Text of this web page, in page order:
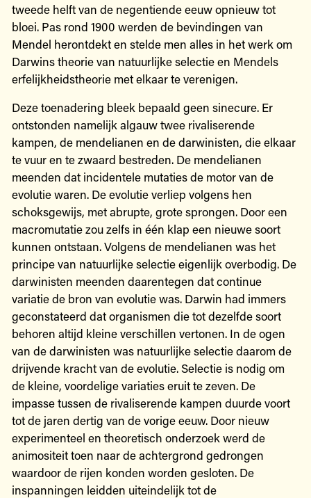
tweede helft van de negentiende eeuw opnieuw tot
bloei. Pas rond 1900 werden de bevindingen van
Mendel herontdekt en stelde men alles in het werk om
Darwins theorie van natuurlijke selectie en Mendels
erfelijkheidstheorie met elkaar te verenigen.
Deze toenadering bleek bepaald geen sinecure. Er
ontstonden namelijk algauw twee rivaliserende
kampen, de mendelianen en de darwinisten, die elkaar
te vuur en te zwaard bestreden. De mendelianen
meenden dat incidentele mutaties de motor van de
evolutie waren. De evolutie verliep volgens hen
schoksgewijs, met abrupte, grote sprongen. Door een
macromutatie zou zelfs in één klap een nieuwe soort
kunnen ontstaan. Volgens de mendelianen was het
principe van natuurlijke selectie eigenlijk overbodig. De
darwinisten meenden daarentegen dat continue
variatie de bron van evolutie was. Darwin had immers
geconstateerd dat organismen die tot dezelfde soort
behoren altijd kleine verschillen vertonen. In de ogen
van de darwinisten was natuurlijke selectie daarom de
drijvende kracht van de evolutie. Selectie is nodig om
de kleine, voordelige variaties eruit te zeven. De
impasse tussen de rivaliserende kampen duurde voort
tot de jaren dertig van de vorige eeuw. Door nieuw
experimenteel en theoretisch onderzoek werd de
animositeit toen naar de achtergrond gedrongen
waardoor de rijen konden worden gesloten. De
inspanningen leidden uiteindelijk tot de